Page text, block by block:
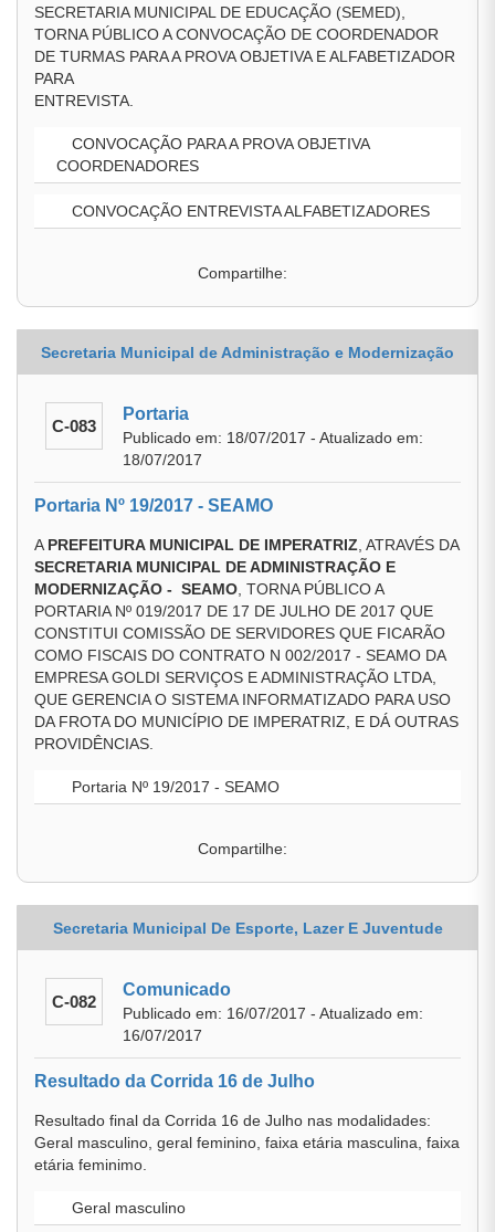
SECRETARIA MUNICIPAL DE EDUCAÇÃO (SEMED),
TORNA PÚBLICO A CONVOCAÇÃO DE COORDENADOR
DE TURMAS PARA A PROVA OBJETIVA E ALFABETIZADOR
PARA
ENTREVISTA.
CONVOCAÇÃO PARA A PROVA OBJETIVA
COORDENADORES
CONVOCAÇÃO ENTREVISTA ALFABETIZADORES
Compartilhe:
Secretaria Municipal de Administração e Modernização
C-083
Portaria
Publicado em: 18/07/2017 - Atualizado em:
18/07/2017
Portaria Nº 19/2017 - SEAMO
A PREFEITURA MUNICIPAL DE IMPERATRIZ , ATRAVÉS DA
SECRETARIA MUNICIPAL DE ADMINISTRAÇÃO E
MODERNIZAÇÃO - SEAMO , TORNA PÚBLICO A
PORTARIA Nº 019/2017 DE 17 DE JULHO DE 2017 QUE
CONSTITUI COMISSÃO DE SERVIDORES QUE FICARÃO
COMO FISCAIS DO CONTRATO N 002/2017 - SEAMO DA
EMPRESA GOLDI SERVIÇOS E ADMINISTRAÇÃO LTDA,
QUE GERENCIA O SISTEMA INFORMATIZADO PARA USO
DA FROTA DO MUNICÍPIO DE IMPERATRIZ, E DÁ OUTRAS
PROVIDÊNCIAS.
Portaria Nº 19/2017 - SEAMO
Compartilhe:
Secretaria Municipal De Esporte, Lazer E Juventude
C-082
Comunicado
Publicado em: 16/07/2017 - Atualizado em:
16/07/2017
Resultado da Corrida 16 de Julho
Resultado final da Corrida 16 de Julho nas modalidades:
Geral masculino, geral feminino, faixa etária masculina, faixa
etária feminimo.
Geral masculino